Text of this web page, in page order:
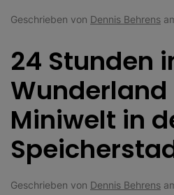
Geschrieben von Dennis Behrens
24 Stunden
Wunderland
Miniwelt in
Geschrieben von Dennis Behrens